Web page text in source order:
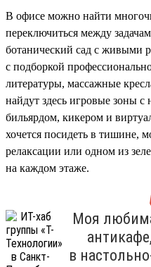
В офисе можно найти
переключиться между
ботанический сад с живыми
с подборкой
литературы, массажные
найдут здесь игровые зоны
бильярдом, кикером и
хочется посидеть в тишине,
релаксации или одном из
на каждом этаже.
Моя
в